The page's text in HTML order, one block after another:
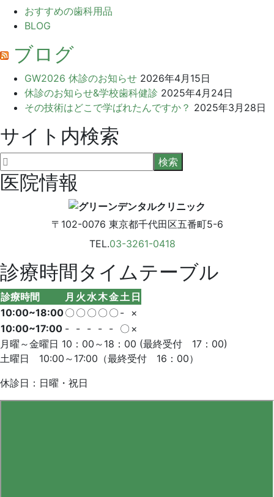
おすすめの歯科用品
BLOG
ブログ
GW2026 休診のお知らせ 2026年4月15日
休診のお知らせ&学校歯科健診 2025年4月24日
その技術はどこで学ばれたんですか？ 2025年3月28日
サイト内検索
医院情報
〒102-0076 東京都千代田区五番町5-6
TEL.03-3261-0418
診療時間タイムテーブル
診療時間 月 火水木金土 日
10:00~18:00〇 〇 〇 〇 〇 - ×
10:00~17:00 - - - - - 〇 ×
月曜～金曜日 10：00～18：00 (最終受付 17：00)
土曜日 10:00～17:00（最終受付 16：00）
休診日：日曜・祝日